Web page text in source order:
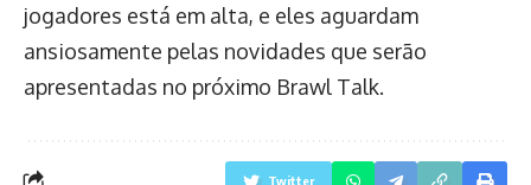
jogadores está em alta, e eles aguardam
ansiosamente pelas novidades que serão
apresentadas no próximo Brawl Talk.
Twitter